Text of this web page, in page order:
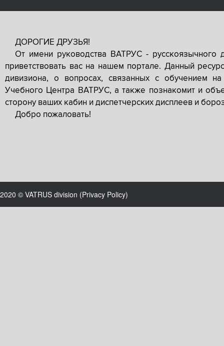
ДОРОГИЕ ДРУЗЬЯ!
От имени руководства ВАТРУС -
приветствовать вас на нашем портале. Данный
дивизиона, о вопросах, связанных с обучением
Учебного Центра ВАТРУС, а также познакомит и
сторону ваших кабин и диспетчерских дисплеев и
Добро пожаловать!
2020 © VATRUS division (Privacy Policy)